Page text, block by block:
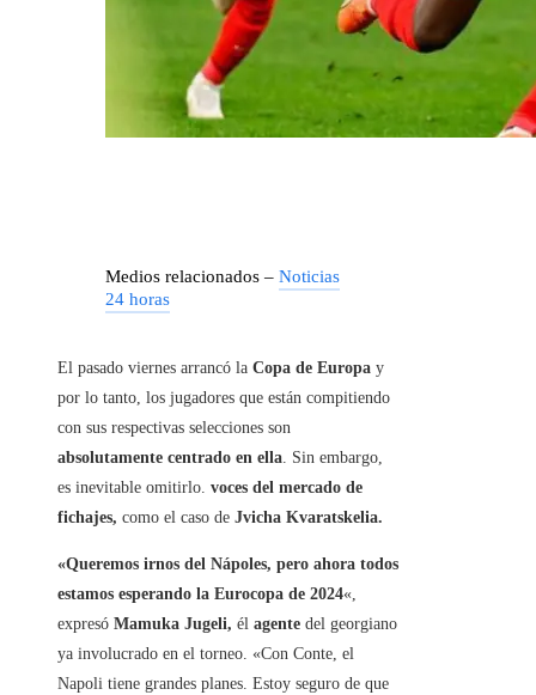
Medios relacionados – Noticias
24 horas
El pasado viernes arrancó la Copa de Europa y
por lo tanto, los jugadores que están compitiendo
con sus respectivas selecciones son
absolutamente centrado en ella. Sin embargo,
es inevitable omitirlo. voces del mercado de
fichajes, como el caso de Jvicha Kvaratskelia.
«Queremos irnos del Nápoles, pero ahora todos
estamos esperando la Eurocopa de 2024«,
expresó Mamuka Jugeli, él agente del georgiano
ya involucrado en el torneo. «Con Conte, el
Napoli tiene grandes planes. Estoy seguro de que